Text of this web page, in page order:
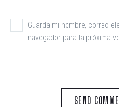
Guarda mi nombre, correo
navegador para la próxima
SEND